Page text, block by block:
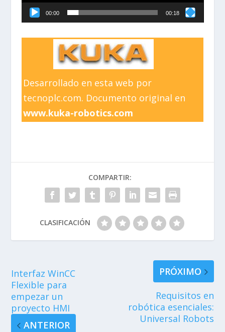
00:00 00:18
Desarrollado en esta web por
tecnoplc.com. Documento original en
www.kuka-robotics.com
COMPARTIR:
CLASIFICACIÓN
Interfaz WinCC
Flexible para
empezar un
proyecto HMI
ANTERIOR
PRÓXIMO
Requisitos en
robótica esenciales:
Universal Robots